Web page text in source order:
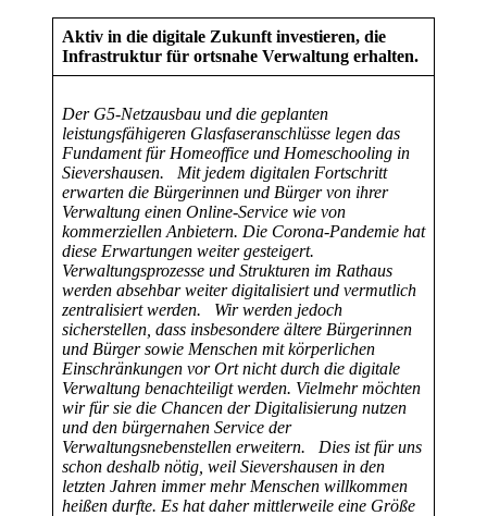
Aktiv in die digitale Zukunft investieren, die
Infrastruktur für ortsnahe Verwaltung erhalten.
Der G5-Netzausbau und die geplanten
leistungsfähigeren Glasfaseranschlüsse legen das
Fundament für Homeoffice und Homeschooling in
Sievershausen.
Mit jedem digitalen Fortschritt
erwarten die Bürgerinnen und Bürger von ihrer
Verwaltung einen Online-Service wie von
kommerziellen Anbietern. Die Corona-Pandemie hat
diese Erwartungen weiter gesteigert.
Verwaltungsprozesse und Strukturen im Rathaus
werden absehbar weiter digitalisiert und vermutlich
zentralisiert werden.
Wir werden jedoch
sicherstellen, dass insbesondere ältere Bürgerinnen
und Bürger sowie Menschen mit körperlichen
Einschränkungen vor Ort nicht durch die digitale
Verwaltung benachteiligt werden. Vielmehr möchten
wir für sie die Chancen der Digitalisierung nutzen
und den bürgernahen Service der
Verwaltungsnebenstellen erweitern.
Dies ist für uns
schon deshalb nötig, weil Sievershausen in den
letzten Jahren immer mehr Menschen willkommen
heißen durfte. Es hat daher mittlerweile eine Größe